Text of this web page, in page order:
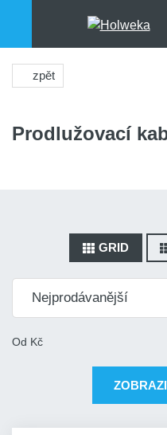
zpět
Prodlužovací
GRID
Od Kč